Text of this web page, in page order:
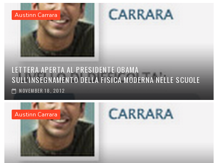
Austinn Carrara
LETTERA APERTA AL PRESIDENTE OBAMA
SULL'INSEGNAMENTO DELLA FISICA MODERNA NELLE SCUOLE
NOVEMBER 18, 2012
Austinn Carrara